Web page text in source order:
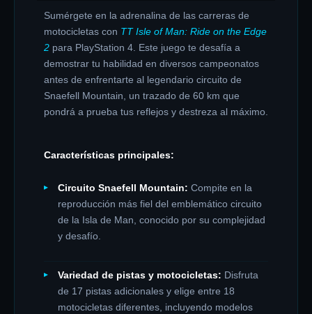
Sumérgete en la adrenalina de las carreras de
motocicletas con TT Isle of Man: Ride on the Edge
2 para PlayStation 4. Este juego te desafía a
demostrar tu habilidad en diversos campeonatos
antes de enfrentarte al legendario circuito de
Snaefell Mountain, un trazado de 60 km que
pondrá a prueba tus reflejos y destreza al máximo.
Características principales:
Circuito Snaefell Mountain: Compite en la
reproducción más fiel del emblemático circuito
de la Isla de Man, conocido por su complejidad
y desafío.
Variedad de pistas y motocicletas: Disfruta
de 17 pistas adicionales y elige entre 18
motocicletas diferentes, incluyendo modelos